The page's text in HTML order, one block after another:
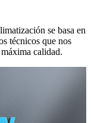
se basa en
técnicos que nos
calidad.